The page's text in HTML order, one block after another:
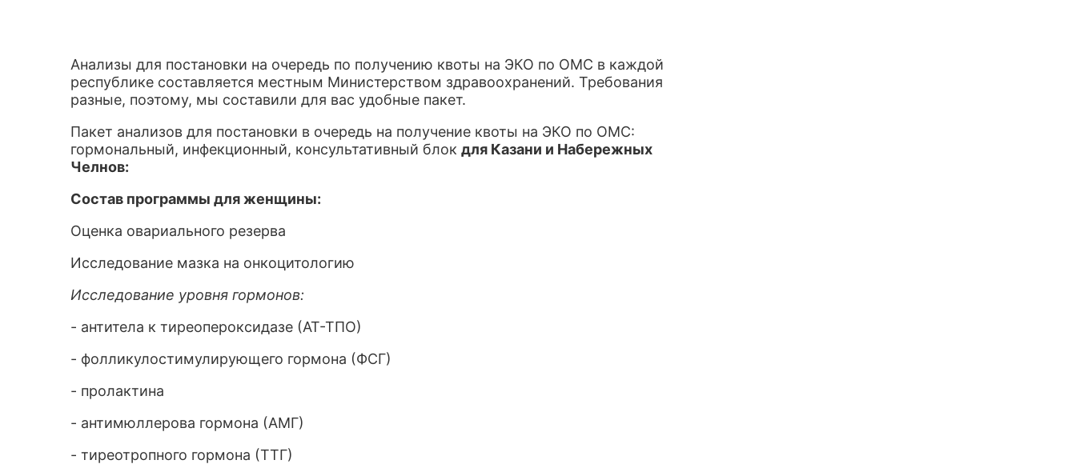
Анализы для постановки на очередь по получению квоты на ЭКО по ОМС в каждой
республике составляется местным Министерством здравоохранений. Требования
разные, поэтому, мы составили для вас удобные пакет.
Пакет анализов для постановки в очередь на получение квоты на ЭКО по ОМС:
гормональный, инфекционный, консультативный блок для Казани и Набережных
Челнов:
Состав программы для женщины:
Оценка овариального резерва
Исследование мазка на онкоцитологию
Исследование уровня гормонов:
- антитела к тиреопероксидазе (АТ-ТПО)
- фолликулостимулирующего гормона (ФСГ)
- пролактина
- антимюллерова гормона (АМГ)
- тиреотропного гормона (ТТГ)